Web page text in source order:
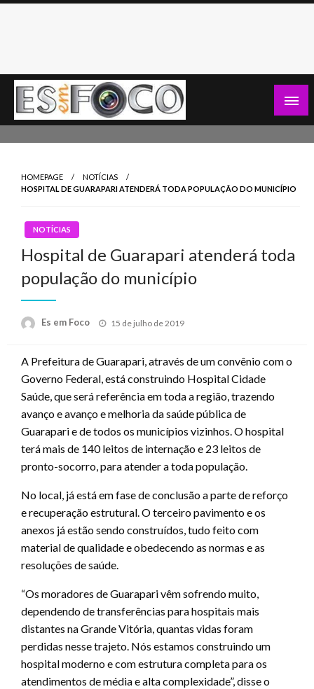
Skip
HOMEPAGE
NOTÍCIAS
HOSPITAL DE GUARAPARI ATENDERÁ TODA POPULAÇÃO DO MUNICÍPIO
NOTÍCIAS
Hospital de Guarapari atenderá toda
população do município
Es em Foco
Posted
15 de julho de 2019
A Prefeitura de Guarapari, através de um convênio com o
Governo Federal, está construindo Hospital Cidade
Saúde, que será referência em toda a região, trazendo
avanço e avanço e melhoria da saúde pública de
Guarapari e de todos os municípios vizinhos. O hospital
terá mais de 140 leitos de internação e 23 leitos de
pronto-socorro, para atender a toda população.
No local, já está em fase de conclusão a parte de reforço
e recuperação estrutural. O terceiro pavimento e os
anexos já estão sendo construídos, tudo feito com
material de qualidade e obedecendo as normas e as
resoluções de saúde.
“Os moradores de Guarapari vêm sofrendo muito,
dependendo de transferências para hospitais mais
distantes na Grande Vitória, quantas vidas foram
perdidas nesse trajeto. Nós estamos construindo um
hospital moderno e com estrutura completa para os
atendimentos de média e alta complexidade”, disse o